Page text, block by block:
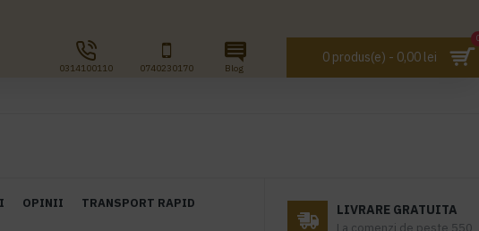
0314100110 0740230170 Blog
0 produs(e) - 0,00 lei
OPINII TRANSPORT RAPID LIVRARE GRATUITA
La comenzi de peste 550